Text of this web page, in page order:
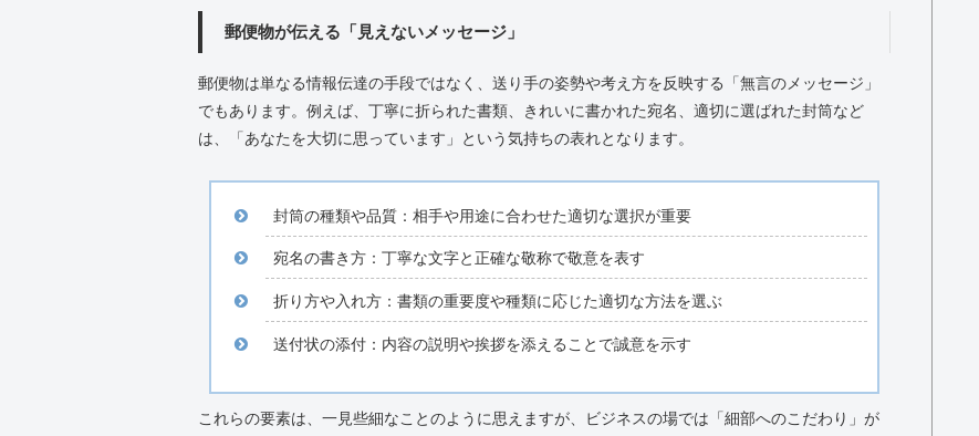
郵便物が伝える「見えないメッセージ」
郵便物は単なる情報伝達の手段ではなく、送り手の姿勢や考え方を反映する「無言のメッセージ」
でもあります。例えば、丁寧に折られた書類、きれいに書かれた宛名、適切に選ばれた封筒など
は、「あなたを大切に思っています」という気持ちの表れとなります。
封筒の種類や品質：相手や用途に合わせた適切な選択が重要
宛名の書き方：丁寧な文字と正確な敬称で敬意を表す
折り方や入れ方：書類の重要度や種類に応じた適切な方法を選ぶ
送付状の添付：内容の説明や挨拶を添えることで誠意を示す
これらの要素は、一見些細なことのように思えますが、ビジネスの場では「細部へのこだわり」が